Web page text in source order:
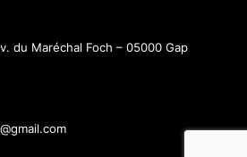
du Maréchal Foch – 05000 Gap